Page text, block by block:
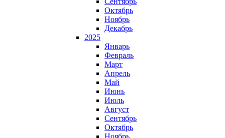
Октябрь
Ноябрь
Декабрь
2025
Январь
Февраль
Март
Апрель
Май
Июнь
Июль
Август
Сентябрь
Октябрь
Ноябрь